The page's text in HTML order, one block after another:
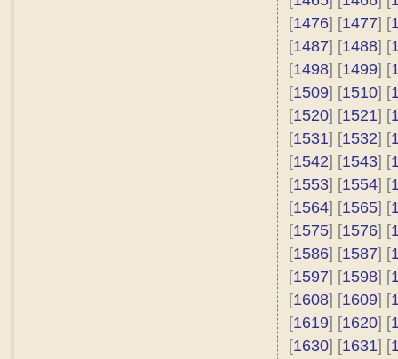
[1476] [1477] [
[1487] [1488] [
[1498] [1499] [
[1509] [1510] [
[1520] [1521] [
[1531] [1532] [
[1542] [1543] [
[1553] [1554] [
[1564] [1565] [
[1575] [1576] [
[1586] [1587] [
[1597] [1598] [
[1608] [1609] [
[1619] [1620] [
[1630] [1631] [